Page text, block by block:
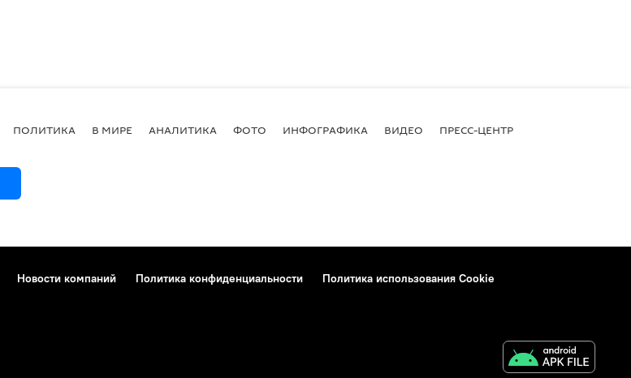
ПОЛИТИКА В МИРЕ АНАЛИТИКА ФОТО ИНФОГРАФИКА ВИДЕО ПРЕСС-ЦЕНТР
Новости компаний Политика конфиденциальности
Политика использования Cookie